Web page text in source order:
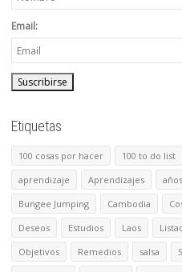
Email:
Etiquetas
100 cosas por hacer 100 to do list
aprendizaje
Aprendizajes años
Bungee Jumping
Cambodia
Deseos
Estudios Laos
Objetivos
Remedios salsa